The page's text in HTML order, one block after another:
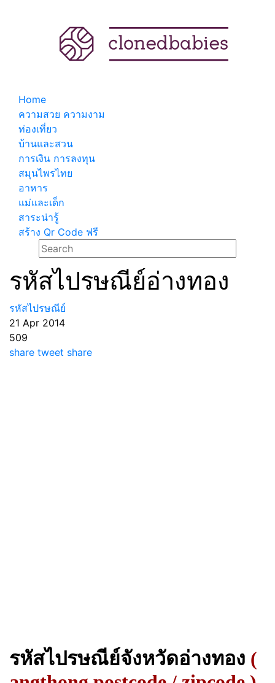
Home
ความสวย ความงาม
ท่องเที่ยว
บ้านและสวน
การเงิน การลงทุน
สมุนไพรไทย
อาหาร
แม่และเด็ก
สาระน่ารู้
สร้าง Qr Code ฟรี
รหัสไปรษณีย์อ่างทอง
รหัสไปรษณีย์
21 Apr 2014
509
share tweet share
รหัสไปรษณีย์จังหวัดอ่างทอง (